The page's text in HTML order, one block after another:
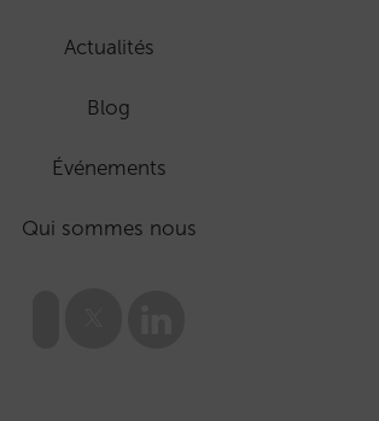
Actualités
Blog
Événements
Qui sommes nous